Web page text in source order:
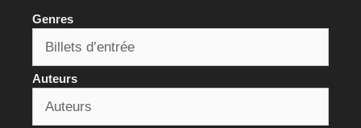
Genres
Auteurs